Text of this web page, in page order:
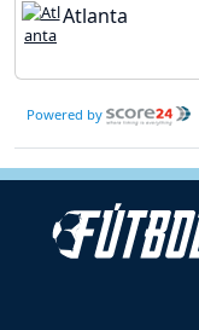
Atlanta
Powered by